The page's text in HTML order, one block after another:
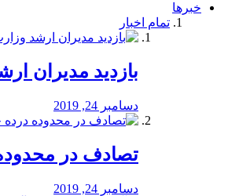
خبرها
تمام اخبار
بازدید مدیران
دسامبر 24, 2019
تصادف در
دسامبر 24, 2019